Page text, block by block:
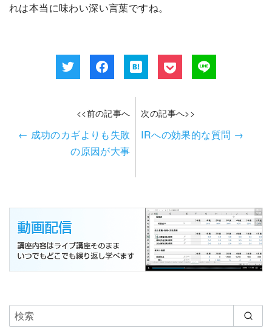
れは本当に味わい深い言葉ですね。
<<前の記事へ
← 成功のカギよりも失敗
の原因が大事
次の記事へ>>
IRへの効果的な質問 →